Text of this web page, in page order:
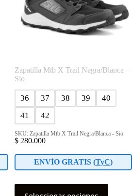
página
de
producto
Zapatilla Mtb X Trail Negra/Blanca –
Sio
36 37 38 39
40
41
42
SKU: Zapatilla Mtb X Trail Negra/Blanca - Sio
$280.000
ENVÍO GRATIS (TyC)
Este